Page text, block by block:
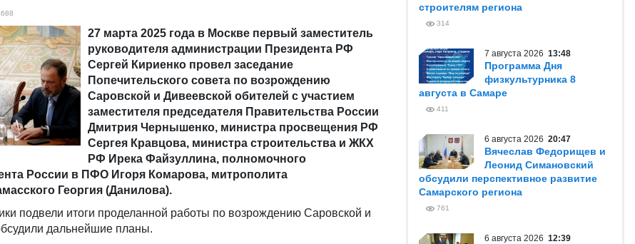
27 марта 2025 года в Москве первый заместитель
руководителя администрации Президента РФ
Сергей Кириенко провел заседание
Попечительского совета по возрождению
Саровской и Дивеевской обителей с участием
заместителя председателя Правительства России
Дмитрия Чернышенко, министра просвещения РФ
Сергея Кравцова, министра строительства и ЖКХ
РФ Ирека Файзуллина, полномочного
России в ПФО Игоря Комарова, митрополита
Георгия (Данилова).
подвели итоги проделанной работы по возрождению Саровской и
дальнейшие планы.
строителям региона
314
7 августа 2026 13:48
Программа Дня
физкультурника 8
августа в Самаре
411
6 августа 2026 20:47
Вячеслав Федорищев и
Леонид Симановский
обсудили перспективное развитие
Самарского региона
761
6 августа 2026 12:39